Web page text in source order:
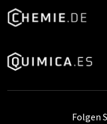
Folgen